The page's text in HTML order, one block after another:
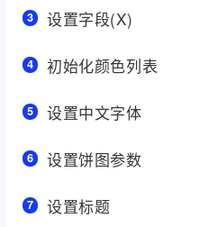
设置字段(X)
初始化颜色列表
设置中文字体
设置饼图参数
设置标题